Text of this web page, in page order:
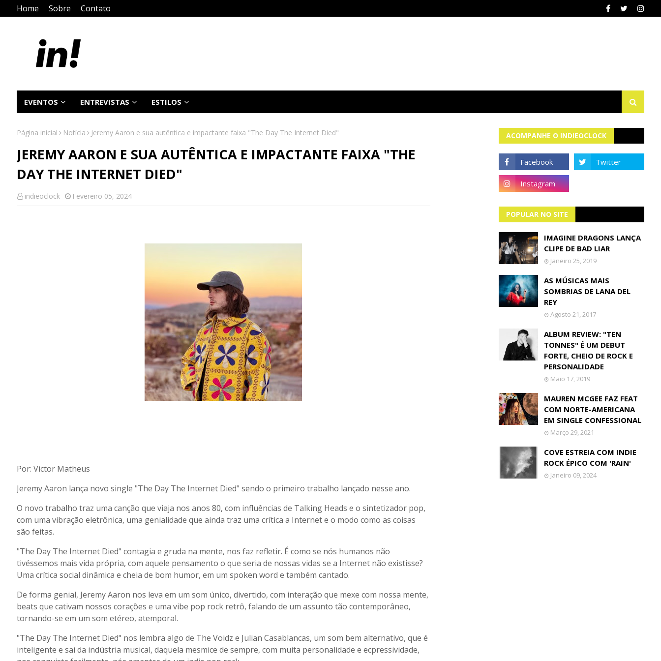
Home Sobre Contato
EVENTOS ENTREVISTAS ESTILOS
Página inicial Notícia Jeremy Aaron e sua autêntica e impactante faixa "The Day The Internet Died"
JEREMY AARON E SUA AUTÊNTICA E IMPACTANTE FAIXA "THE
DAY THE INTERNET DIED"
indieoclock Fevereiro 05, 2024
Por: Victor Matheus
Jeremy Aaron lança novo single "The Day The Internet Died" sendo o primeiro trabalho lançado nesse ano.
O novo trabalho traz uma canção que viaja nos anos 80, com influências de Talking Heads e o sintetizador pop,
com uma vibração eletrônica, uma genialidade que ainda traz uma crítica a Internet e o modo como as coisas
são feitas.
"The Day The Internet Died" contagia e gruda na mente, nos faz refletir. É como se nós humanos não
tivéssemos mais vida própria, com aquele pensamento o que seria de nossas vidas se a Internet não existisse?
Uma crítica social dinâmica e cheia de bom humor, em um spoken word e também cantado.
De forma genial, Jeremy Aaron nos leva em um som único, divertido, com interação que mexe com nossa mente,
beats que cativam nossos corações e uma vibe pop rock retrô, falando de um assunto tão contemporâneo,
tornando-se em um som etéreo, atemporal.
"The Day The Internet Died" nos lembra algo de The Voidz e Julian Casablancas, um som bem alternativo, que é
inteligente e sai da indústria musical, daquela mesmice de sempre, com muita personalidade e ecpressividade,
ACOMPANHE O INDIEOCLOCK
POPULAR NO SITE
IMAGINE DRAGONS LANÇA
CLIPE DE BAD LIAR
Janeiro 25, 2019
AS MÚSICAS MAIS
SOMBRIAS DE LANA DEL
REY
Agosto 21, 2017
ALBUM REVIEW: "TEN
TONNES" É UM DEBUT
FORTE, CHEIO DE ROCK E
PERSONALIDADE
Maio 17, 2019
MAUREN MCGEE FAZ FEAT
COM NORTE-AMERICANA
EM SINGLE CONFESSIONAL
Março 29, 2021
COVE ESTREIA COM INDIE
ROCK ÉPICO COM 'RAIN'
Janeiro 09, 2024